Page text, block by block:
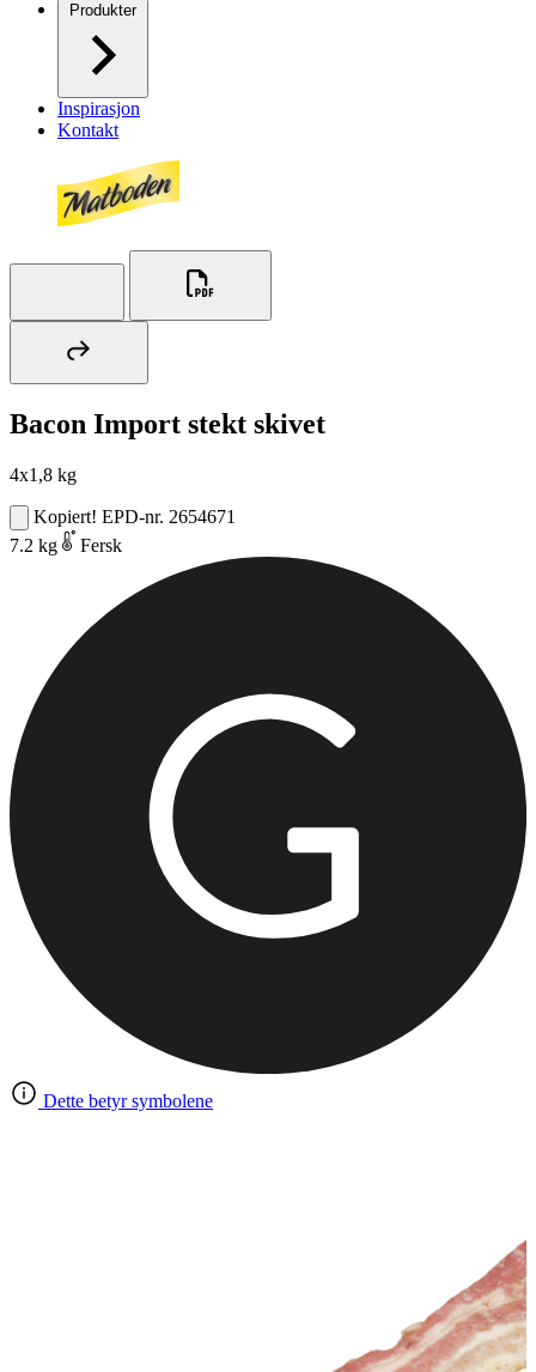
Produkter
Inspirasjon
Kontakt
Bacon Import stekt skivet
4x1,8 kg
Kopiert! EPD-nr. 2654671
7.2 kg
Fersk
Dette betyr symbolene